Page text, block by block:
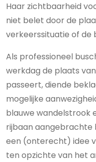
Haar zichtbaarheid
niet belet door de
verkeerssituatie of de
Als professioneel
werkdag de plaats
passeert, diende
mogelijke
blauwe wandelstrook
rijbaan aangebrachte
een (onterecht) idee
ten opzichte van het